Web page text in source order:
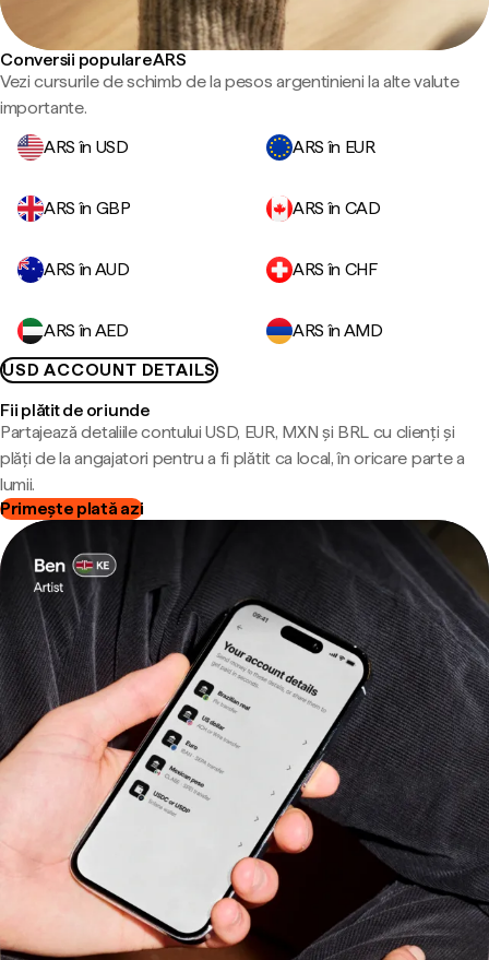
Conversii populare ARS
Vezi cursurile de schimb de la pesos argentinieni la alte valute
importante.
ARS în USD
ARS în EUR
ARS în GBP ARS în CAD
ARS în AUD ARS în CHF
ARS în AED
ARS în AMD
USD ACCOUNT DETAILS
Fii plătit de oriunde
Partajează detaliile contului USD, EUR, MXN și BRL cu clienți și
plăți de la angajatori pentru a fi plătit ca local, în oricare parte a
lumii.
Primește plată azi